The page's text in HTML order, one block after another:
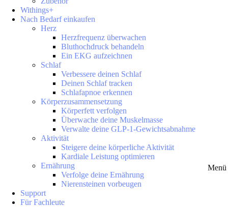
Menü
Withings+
Nach Bedarf einkaufen
Herz
Herzfrequenz überwachen
Bluthochdruck behandeln
Ein EKG aufzeichnen
Schlaf
Verbessere deinen Schlaf
Deinen Schlaf tracken
Schlafapnoe erkennen
Körperzusammensetzung
Körperfett verfolgen
Überwache deine Muskelmasse
Verwalte deine GLP-1-Gewichtsabnahme
Aktivität
Steigere deine körperliche Aktivität
Kardiale Leistung optimieren
Ernährung
Verfolge deine Ernährung
Nierensteinen vorbeugen
Support
Für Fachleute